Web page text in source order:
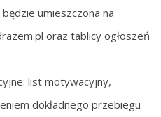
umieszczona na
oraz tablicy ogłoszeń
list motywacyjny,
dokładnego przebiegu